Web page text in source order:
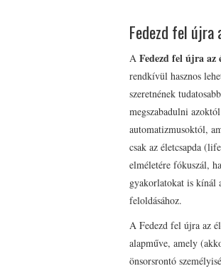
Fedezd fel újra
A Fedezd fel újra az
rendkívül hasznos
szeretnének
megszabadulni
automatizmusoktól,
csak az életcsapda
elméletére fókuszál,
gyakorlatokat is kínál
feloldásához.
A Fedezd fel újra az
alapműve, amely
önsorsrontó